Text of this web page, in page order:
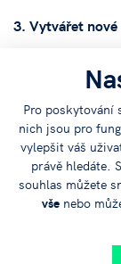
Pro poskytování
nich jsou pro
vylepšit váš
právě hledáte.
souhlas můžete
všenebo
3. Vytvářet
Řada lidí
Je možné
překlopit
Až se lidi
nyní.
později